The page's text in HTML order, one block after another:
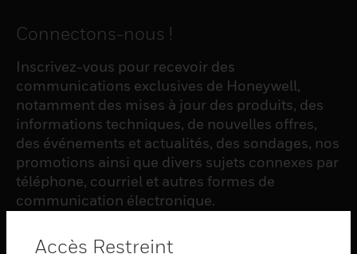
Connectons-nous !
Inscrivez-vous pour recevoir des
communications exclusives de Honeywell,
notamment des mises à jour des produits, des
informations techniques, de nouvelles offres,
des événements et actualités, des sondages, nos
promotions ainsi que divers sujets connexes par
téléphone, courriel et autres formes de
communication électronique.
S'INSCRIRE
Accès Restreint